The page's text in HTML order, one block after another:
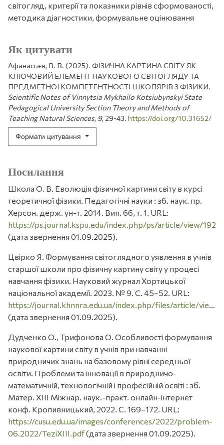
світогляд, критерії та показники рівнів сформованості,
методика діагностики, формувальне оцінювання
Як цитувати
Афанасьєв, В. В. (2025). ФІЗИЧНА КАРТИНА СВІТУ ЯК
КЛЮЧОВИЙ ЕЛЕМЕНТ НАУКОВОГО СВІТОГЛЯДУ ТА
ПРЕДМЕТНОЇ КОМПЕТЕНТНОСТІ ШКОЛЯРІВ З ФІЗИКИ.
Scientific Notes of Vinnytsia Mykhailo Kotsiubynskyi State
Pedagogical University Section Theory and Methods of
Teaching Natural Sciences, 9, 29-43. https://doi.org/10.31652/
Формати цитування
Посилання
Школа О. В. Еволюція фізичної картини світу в курсі
теоретичної фізики. Педагогічні науки : зб. наук. пр.
Херсон. держ. ун-т. 2014. Вип. 66, т. 1. URL:
https://ps.journal.kspu.edu/index.php/ps/article/view/192
(дата звернення 01.09.2025).
Цвірко Я. Формування світоглядного уявлення в учнів
старшої школи про фізичну картину світу у процесі
навчання фізики. Науковий журнал Хортицької
національної академії. 2023. № 9. С. 45–52. URL:
https://journal.khnnra.edu.ua/index.php/files/article/view/158/157
(дата звернення 01.09.2025).
Дудченко О., Трифонова О. Особливості формування
наукової картини світу в учнів при навчанні
природничих знань на базовому рівні середньої
освіти. Проблеми та інновації в природничо-
математичній, технологічній і професійній освіті : зб.
Матер. ХІІІ Міжнар. наук.-практ. онлайн-інтернет
конф. Кропивницький, 2022. С. 169–172. URL:
https://cusu.edu.ua/images/conferences/2022/problem-
06.2022/TeziXIII.pdf(дата звернення 01.09.2025).